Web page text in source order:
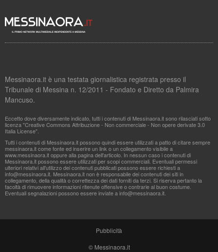
Messinaora.it è una testata giornalistica registrata presso il
Tribunale di Messina n. 12/2011 - Fondato e Diretto da Palmira
Mancuso.
Eccetto dove diversamente indicato, tutti i contenuti di Messinaora.it sono rilasciati sotto
licenza "Creative Commons Attribuzione - Non commerciale - Non opere derivate 3.0
Italia License".
Tutti i contenuti di Messinaora.it possono quindi essere utilizzati a patto di citare sempre
messinaora.it come fonte ed inserire un link o un collegamento visibile a
www.messinaora.it oppure alla pagina dell'articolo. In nessun caso i contenuti di
Messinaora.it possono essere utilizzati per scopi commerciali. Eventuali permessi
ulteriori relativi all'utilizzo dei contenuti pubblicati possono essere richiesti a
info@messinaora.it . Messinaora.it non è responsabile dei contenuti dei siti in
collegamento, della qualità o correttezza dei dati forniti da terzi. Si riserva pertanto la
facoltà di rimuovere informazioni ritenute offensive o contrarie al buon costume.
Eventuali segnalazioni possono essere inviate ainfo@messinaora.it
Pubblicità
© Messinaora.it